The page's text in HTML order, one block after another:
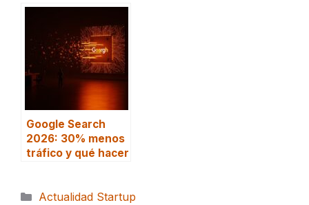
Google Search
2026: 30% menos
tráfico y qué hacer
Categorías
Actualidad Startup